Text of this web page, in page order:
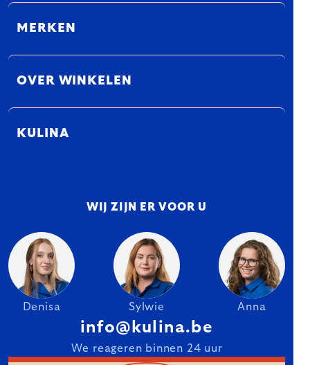
MERKEN
OVER WINKELEN
KULINA
WIJ ZIJN ER VOOR U
Denisa Sylwie Anna
info@kulina.be
We reageren binnen 24 uur